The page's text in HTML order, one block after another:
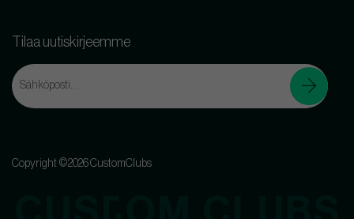
Tilaa uutiskirjeemme
Copyright ©2026 CustomClubs